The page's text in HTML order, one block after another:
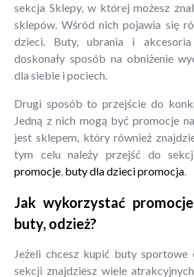
sekcja Sklepy, w której możesz
sklepów. Wśród nich pojawia się
dzieci. Buty, ubrania i
doskonały sposób na obniżenie
dla siebie i pociech.
Drugi sposób to przejście do
Jedną z nich mogą być promocje
jest sklepem, który również
tym celu należy przejść do
promocje, buty dla dzieci promocja.
Jak wykorzystać
buty, odzież?
Jeżeli chcesz kupić buty
sekcji znajdziesz wiele